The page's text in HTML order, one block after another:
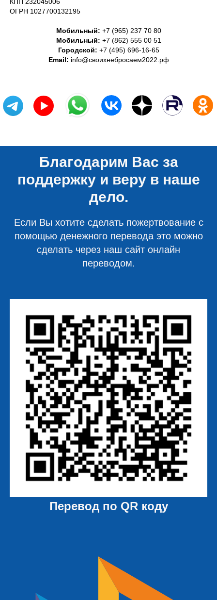
ОГРН 1027700132195
Мобильный: +7 (965) 237 70 80
Мобильный: +7 (862) 555 00 51
Городской: +7 (495) 696-16-65
Email: info@своихнебросаем2022.рф
Благодарим Вас за
поддержку и веру в наше
дело.
Если Вы хотите сделать пожертвование с
помощью денежного перевода это можно
сделать через наш сайт онлайн
переводом.
Перевод по QR коду